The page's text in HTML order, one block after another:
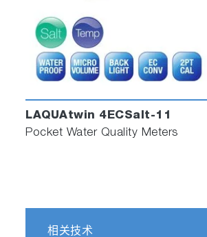
LAQUAtwin 4ECSalt-11
Pocket Water Quality Meters
相关技术